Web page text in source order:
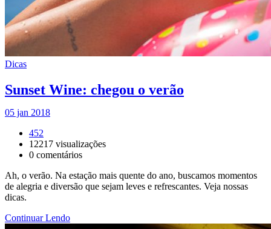
Dicas
Sunset Wine: chegou o verão
05 jan 2018
452
12217 visualizações
0 comentários
Ah, o verão. Na estação mais quente do ano, buscamos momentos
de alegria e diversão que sejam leves e refrescantes. Veja nossas
dicas.
Continuar Lendo